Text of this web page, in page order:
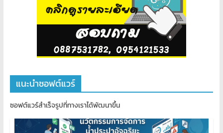
แนะนำซอฟต์แวร์
ซอฟต์แวร์สำเร็จรูปที่ทางเราได้พัฒนาขึ้น